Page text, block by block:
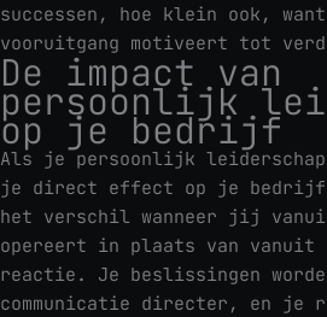
successen, hoe klein ook,
vooruitgang motiveert tot
De impact van
persoonlijk
op je bedrijf
Als je persoonlijk
je direct effect op je
het verschil wanneer jij
opereert in plaats van vanuit
reactie. Je beslissingen
communicatie directer, en je